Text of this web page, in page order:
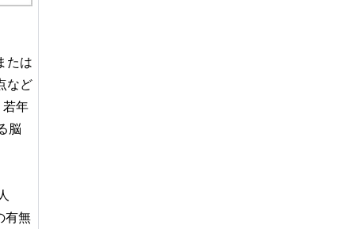
たは
など
年
脳
有無